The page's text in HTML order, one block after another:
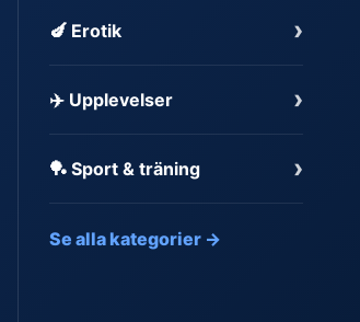
🍆 Erotik ›
✈️ Upplevelser ›
🏓 Sport & träning ›
Se alla kategorier →